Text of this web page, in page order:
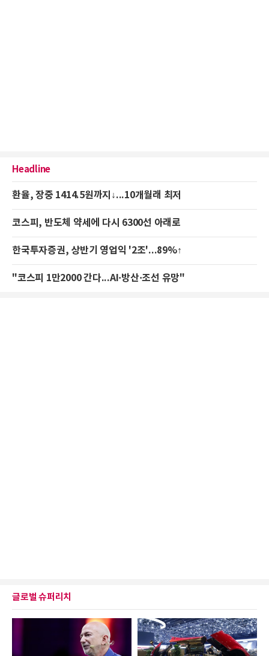
Headline
환율, 장중 1414.5원까지↓...10개월래 최저
코스피, 반도체 약세에 다시 6300선 아래로
한국투자증권, 상반기 영업익 '2조'...89%↑
"코스피 1만2000 간다...AI·방산·조선 유망"
글로벌 슈퍼리치